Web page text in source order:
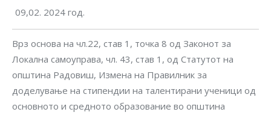
09,02. 2024 год.
Врз основа на чл.22, став 1, точка 8 од Законот за
Локална самоуправа, чл. 43, став 1, од Статутот на
општина Радовиш, Измена на Правилник за
доделување на стипендии на талентирани ученици од
основното и средното образование во општина